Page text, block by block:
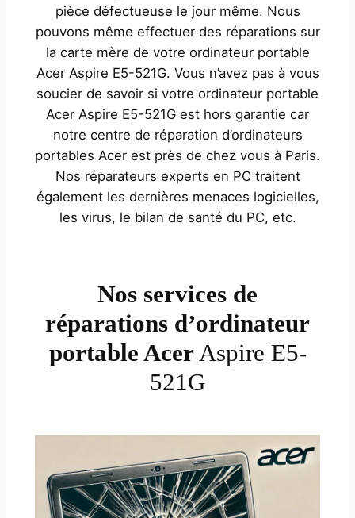
pièce défectueuse le jour même. Nous
pouvons même effectuer des réparations sur
la carte mère de votre ordinateur portable
Acer Aspire E5-521G. Vous n’avez pas à vous
soucier de savoir si votre ordinateur portable
Acer Aspire E5-521G est hors garantie car
notre centre de réparation d’ordinateurs
portables Acer est près de chez vous à Paris.
Nos réparateurs experts en PC traitent
également les dernières menaces logicielles,
les virus, le bilan de santé du PC, etc.
Nos services de
réparations d’ordinateur
portable Acer Aspire E5-
521G